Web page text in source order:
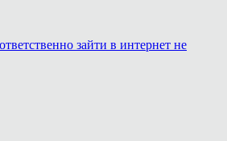
зайти в интернет не